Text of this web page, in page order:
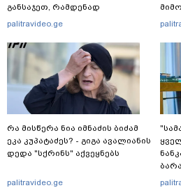
განსაჯეთ, რამდენად
შესაძლებელია აქ ადამიანის
აქვეყნებს კობა ახალაძე
მლეთიდან, სადაც 12 წლის წინ
გურამ დადიანიძე გაუჩინარდა?
palitravideo.ge
რა მისწერა ნია იმნაძის ბიძამ
ეკა კუპატაძეს? - გიგა ავალიანის
დედა "სქრინს" აქვეყნებს
palitravideo.ge